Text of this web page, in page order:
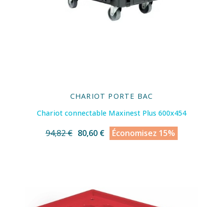
CHARIOT PORTE BAC
Chariot connectable Maxinest Plus 600x454
94,82 € 80,60 € Économisez 15%